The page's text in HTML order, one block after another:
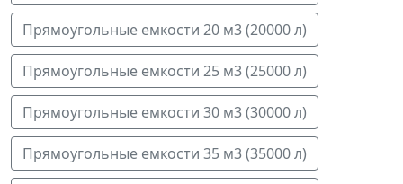
Прямоугольные емкости 20 м3 (20000 л)
Прямоугольные емкости 25 м3 (25000 л)
Прямоугольные емкости 30 м3 (30000 л)
Прямоугольные емкости 35 м3 (35000 л)